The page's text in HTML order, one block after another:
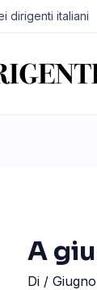
dirigenti italiani
A
Di /